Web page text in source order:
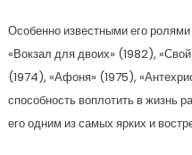
Особенно известными его
«Вокзал для двоих» (1982),
(1974), «Афоня» (1975),
способность воплотить в жизнь
его одним из самых ярких и